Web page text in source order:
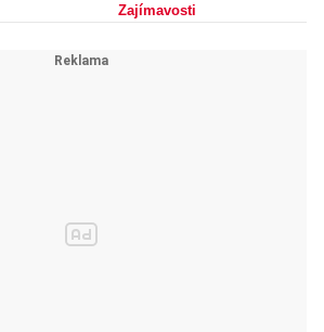
dokumentů plán
Zajímavosti